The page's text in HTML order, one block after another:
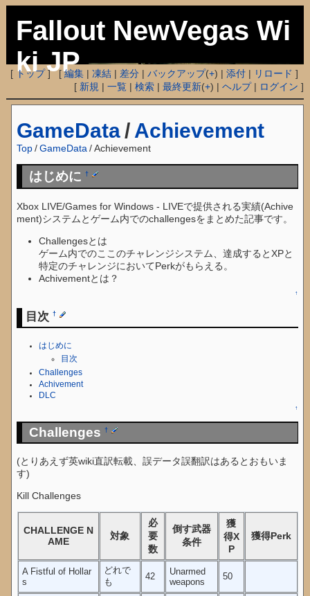
Fallout NewVegas Wi
ki JP
[ トップ] [編集 |凍結 | 差分 |バックアップ(+) |添付 | リロード ]
[ 新規 |一覧 |検索 |最終更新(+) |ヘルプ| ログイン ]
GameData / Achievement
Top /GameData /Achievement
はじめに†
Xbox LIVE/Games for Windows - LIVEで提供される実績(Achive
ment)システムとゲーム内でのchallengesをまとめた記事です。
Challengesとは
ゲーム内でのここのチャレンジシステム、達成するとXPと
特定のチャレンジにおいてPerkがもらえる。
Achivementとは？
↑
目次†
はじめに
目次
Challenges
Achivement
DLC
↑
Challenges†
(とりあえず英wiki直訳転載、誤データ誤翻訳はあるとおもいま
す)
Kill Challenges
CHALLENGE N
AME
対象
必
要
数
倒す武器
条件
獲
得X
P
獲得Perk
A Fistful of Hollar
s
どれで
も
42
Unarmed
weapons
50